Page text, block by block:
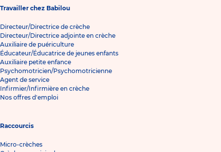
Travailler chez Babilou
Directeur/Directrice de crèche
Directeur/Directrice adjointe en crèche
Auxiliaire de puériculture
Éducateur/Éducatrice de jeunes enfants
Auxiliaire petite enfance
Psychomotricien/Psychomotricienne
Agent de service
Infirmier/Infirmière en crèche
Nos offres d'emploi
Raccourcis
Micro-crèches